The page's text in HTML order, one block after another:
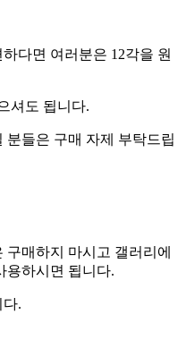
다면 여러분은 12각을 원
셔도 됩니다.
분들은 구매 자제 부탁드립
매하지 마시고 갤러리에
용하시면 됩니다.
.